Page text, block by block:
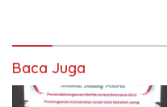
Baca Juga